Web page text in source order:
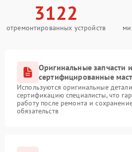
3122
отремонтированных устройств
Оригинальные запчасти и
сертифицированные
Используются оригинальные
сертификацию специалисты, что
работу после ремонта и
обязательств